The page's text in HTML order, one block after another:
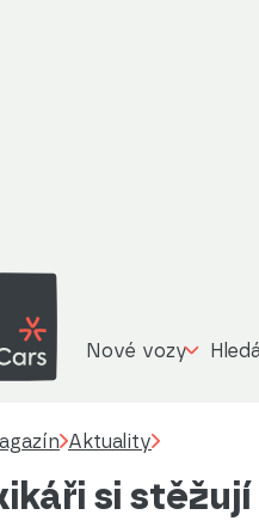
Nové vozy
Aktuality
si